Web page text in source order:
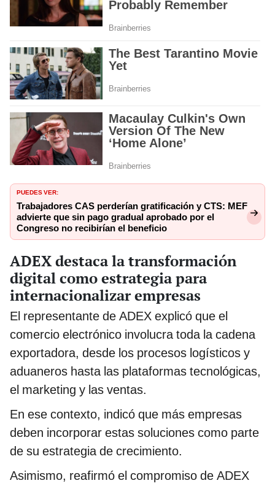
PUEDES VER:
Trabajadores CAS perderían gratificación y CTS: MEF
advierte que sin pago gradual aprobado por el
Congreso no recibirían el beneficio
ADEX destaca la transformación
digital como estrategia para
internacionalizar empresas
El representante de ADEX explicó que el
comercio electrónico involucra toda la cadena
exportadora, desde los procesos logísticos y
aduaneros hasta las plataformas tecnológicas,
el marketing y las ventas.
En ese contexto, indicó que más empresas
deben incorporar estas soluciones como parte
de su estrategia de crecimiento.
Asimismo, reafirmó el compromiso de ADEX